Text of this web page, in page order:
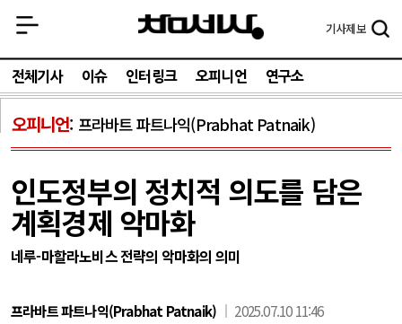
기사제보
전체기사 이슈 인터링크 오피니언 연구소
오피니언 프라바트 파트나익(Prabhat Patnaik)
인도정부의 정치적 의도를 담은
계획경제 악마화
네루-마할라노비스 전략의 악마화의 의미
프라바트 파트나익(Prabhat Patnaik) 2025.07.10 11:46